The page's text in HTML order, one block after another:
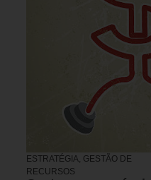
ESTRATÉGIA GESTÃO DE
RECURSOS